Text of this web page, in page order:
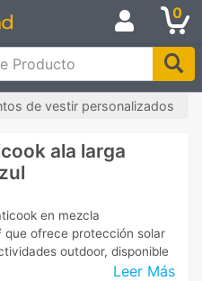
0
de vestir personalizados
ala larga
Leer Más
en mezcla
que ofrece protección solar
outdoor, disponible